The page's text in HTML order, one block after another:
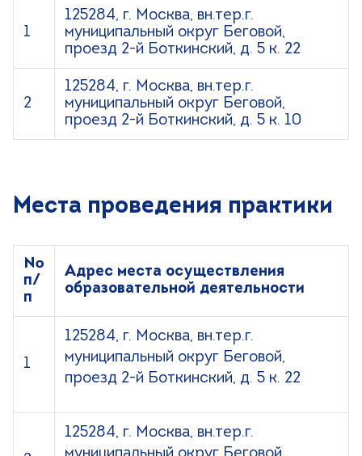
1
125284, г. Москва, вн.тер.г.
муниципальный округ Беговой,
проезд 2-й Боткинский, д. 5 к. 22
2
125284, г. Москва, вн.тер.г.
муниципальный округ Беговой,
проезд 2-й Боткинский, д. 5 к. 10
Места проведения практики
№
п/
п
Адрес места осуществления
образовательной деятельности
1
125284, г. Москва, вн.тер.г.
муниципальный округ Беговой,
проезд 2-й Боткинский, д. 5 к. 22
125284, г. Москва, вн.тер.г.